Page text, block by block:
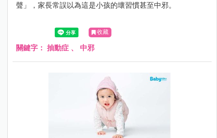
聲」，家長常誤以為這是小孩的壞習慣甚至中邪。
收藏
關鍵字： 抽動症 、 中邪